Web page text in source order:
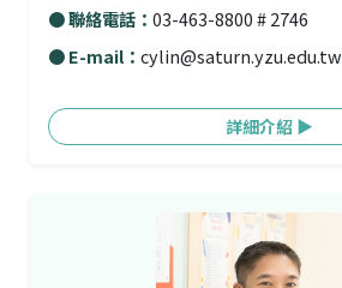
● 聯絡電話： 03-463-8800 # 2746
● E-mail： cylin@saturn.yzu.edu.tw
詳細介紹 ▶